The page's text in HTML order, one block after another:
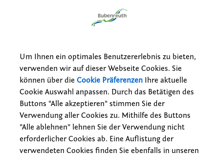
31
Gitarrenfest Bubenreuth
10.05.2026
Konzerte
LukasKirche Bubenreuth, Bergstraße 7
Um Ihnen ein optimales Benutzererlebnis zu bieten,
verwenden wir auf dieser Webseite Cookies. Sie
können über die Cookie PräferenzenIhre aktuelle
Cookie Auswahl anpassen. Durch das Betätigen des
Buttons "Alle akzeptieren" stimmen Sie der
Verwendung aller Cookies zu. Mithilfe des Buttons
"Alle ablehnen" lehnen Sie der Verwendung nicht
erforderlicher Cookies ab. Eine Auflistung der
verwendeten Cookies finden Sie ebenfalls in unseren